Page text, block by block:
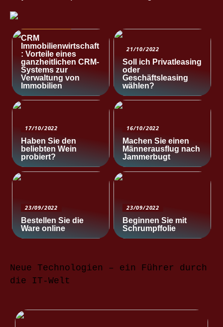
CRM
Immobilienwirtschaft
: Vorteile eines
ganzheitlichen CRM-
Systems zur
Verwaltung von
Immobilien
21/10/2022
Soll ich Privatleasing
oder
Geschäftsleasing
wählen?
17/10/2022
Haben Sie den
beliebten Wein
probiert?
16/10/2022
Machen Sie einen
Männerausflug nach
Jammerbugt
23/09/2022
Bestellen Sie die
Ware online
23/09/2022
Beginnen Sie mit
Schrumpffolie
Neue Technologien – ein Führer durch
die IT-Welt